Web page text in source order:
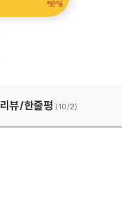
리뷰/한줄평 (10/2)